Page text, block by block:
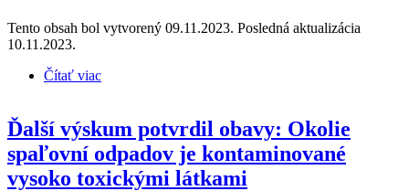
Tento obsah bol vytvorený 09.11.2023. Posledná aktualizácia
10.11.2023.
Čítať viac
Ďalší výskum potvrdil obavy: Okolie
spaľovní odpadov je kontaminované
vysoko toxickými látkami